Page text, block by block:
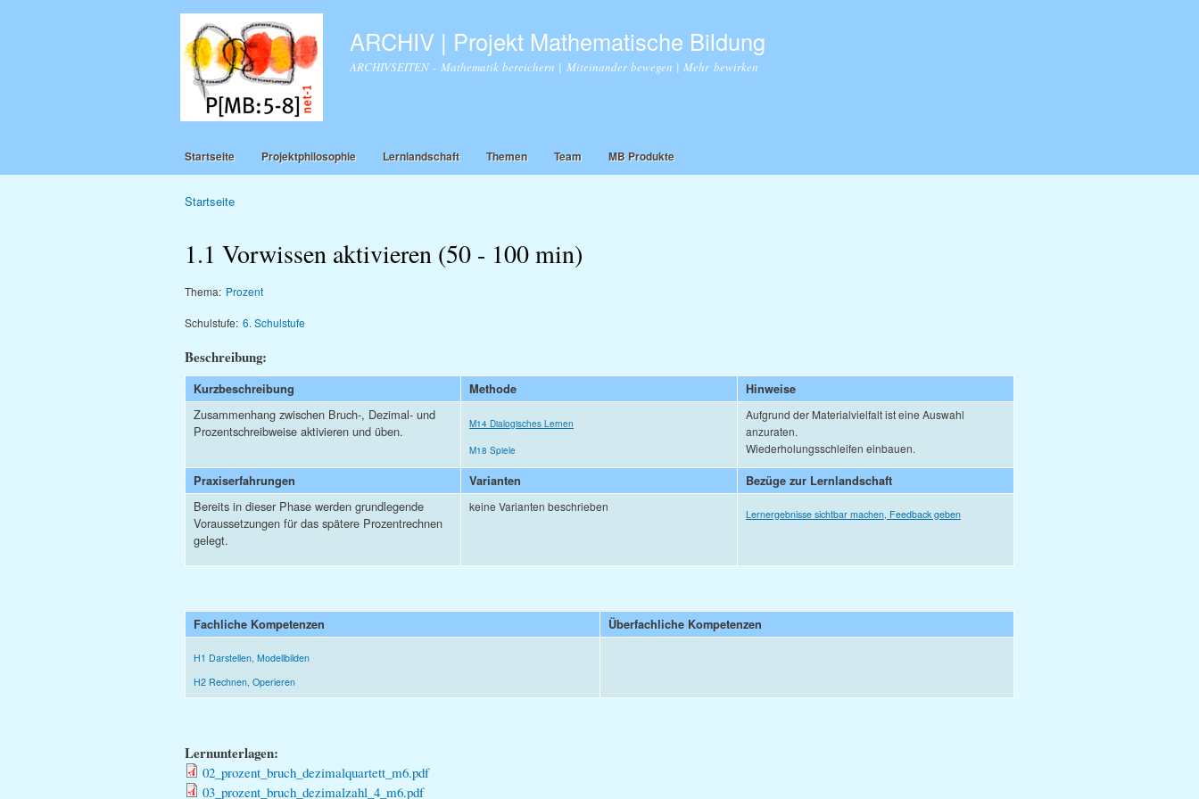
zum
Inhalt
ARCHIV | Projekt Mathematische Bildung
ARCHIVSEITEN - Mathematik bereichern | Miteinander bewegen | Mehr bewirken
Startseite Projektphilosophie Lernlandschaft Themen Team MB Produkte
Startseite
1.1 Vorwissen aktivieren (50 - 100 min)
Thema: Prozent
Schulstufe: 6. Schulstufe
Beschreibung:
Kurzbeschreibung Methode Hinweise
Zusammenhang zwischen Bruch-, Dezimal- und
Prozentschreibweise aktivieren und üben.
M14 Dialogisches Lernen
M18 Spiele
Aufgrund der Materialvielfalt ist eine Auswahl
anzuraten.
Wiederholungsschleifen einbauen.
Praxiserfahrungen Varianten Bezüge zur Lernlandschaft
Bereits in dieser Phase werden grundlegende
Voraussetzungen für das spätere Prozentrechnen
gelegt.
keine Varianten beschrieben
Lernergebnisse sichtbar machen, Feedback geben
Fachliche Kompetenzen Überfachliche Kompetenzen
H1 Darstellen, Modellbilden
H2 Rechnen, Operieren
Lernunterlagen:
02_prozent_bruch_dezimalquartett_m6.pdf
03_prozent_bruch_dezimalzahl_4_m6.pdf